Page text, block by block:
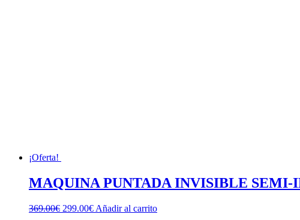
¡Oferta!
MAQUINA PUNTADA INVISIBLE SEMI-
369.00€ El
299.00€ElAñadir al carrito